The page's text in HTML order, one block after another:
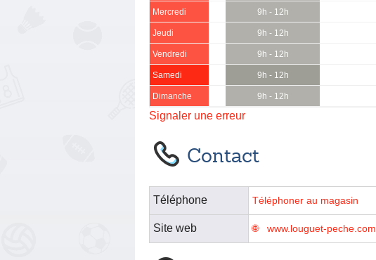
Mercredi 9h - 12h
Jeudi 9h - 12h
Vendredi 9h - 12h
Samedi 9h - 12h
Dimanche 9h - 12h
Signaler une erreur
Contact
Téléphone Téléphoner au magasin
Site web www.louguet-peche.com